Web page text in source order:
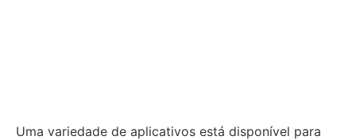
Uma variedade de aplicativos está disponível para